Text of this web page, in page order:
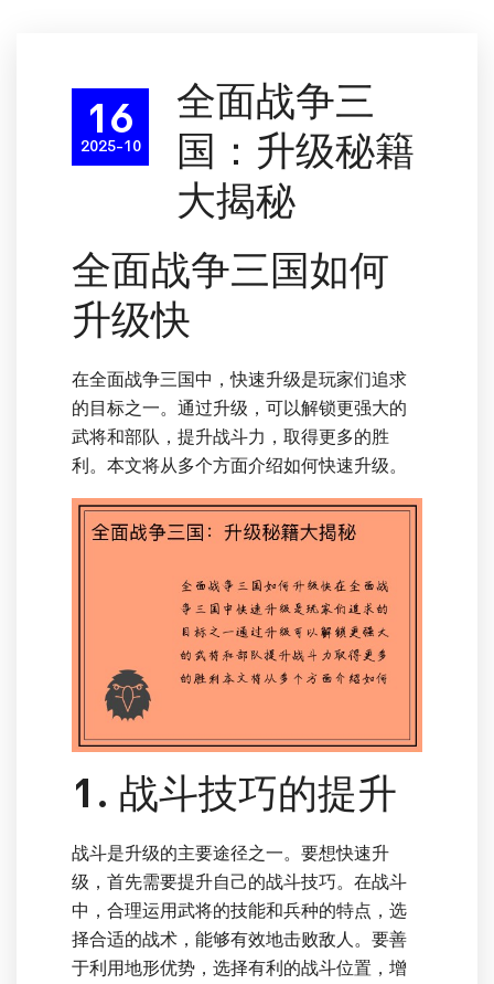
16
2025-10
全面战争三
国：升级秘籍
大揭秘
全面战争三国如何
升级快
在全面战争三国中，快速升级是玩家们追求
的目标之一。通过升级，可以解锁更强大的
武将和部队，提升战斗力，取得更多的胜
利。本文将从多个方面介绍如何快速升级。
1. 战斗技巧的提升
战斗是升级的主要途径之一。要想快速升
级，首先需要提升自己的战斗技巧。在战斗
中，合理运用武将的技能和兵种的特点，选
择合适的战术，能够有效地击败敌人。要善
于利用地形优势，选择有利的战斗位置，增